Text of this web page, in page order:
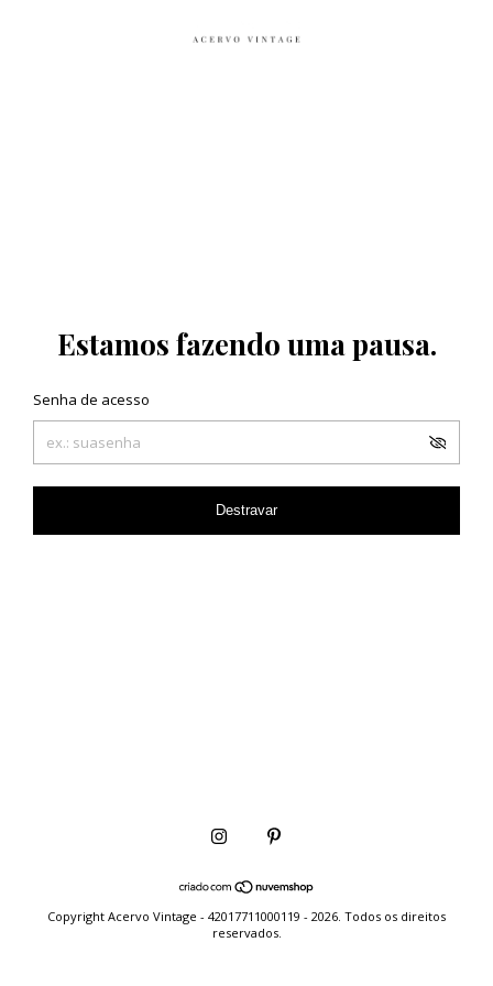
Estamos fazendo uma pausa.
Senha de acesso
Destravar
Copyright Acervo Vintage - 42017711000119 - 2026. Todos os direitos
reservados.